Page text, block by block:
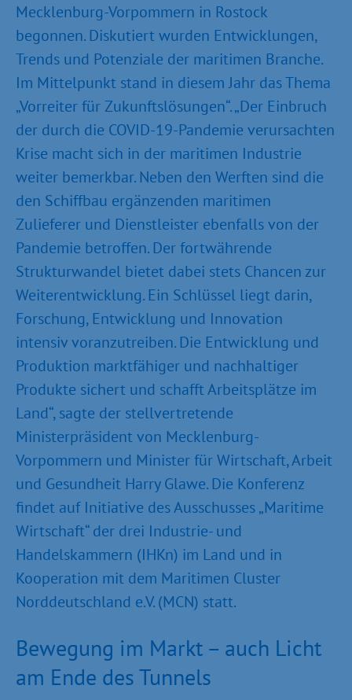
Mecklenburg-Vorpommern in Rostock
begonnen. Diskutiert wurden Entwicklungen,
Trends und Potenziale der maritimen Branche.
Im Mittelpunkt stand in diesem Jahr das Thema
„Vorreiter für Zukunftslösungen“. „Der Einbruch
der durch die COVID-19-Pandemie verursachten
Krise macht sich in der maritimen Industrie
weiter bemerkbar. Neben den Werften sind die
den Schiffbau ergänzenden maritimen
Zulieferer und Dienstleister ebenfalls von der
Pandemie betroffen. Der fortwährende
Strukturwandel bietet dabei stets Chancen zur
Weiterentwicklung. Ein Schlüssel liegt darin,
Forschung, Entwicklung und Innovation
intensiv voranzutreiben. Die Entwicklung und
Produktion marktfähiger und nachhaltiger
Produkte sichert und schafft Arbeitsplätze im
Land“, sagte der stellvertretende
Ministerpräsident von Mecklenburg-
Vorpommern und Minister für Wirtschaft, Arbeit
und Gesundheit Harry Glawe. Die Konferenz
findet auf Initiative des Ausschusses „Maritime
Wirtschaft“ der drei Industrie- und
Handelskammern (IHKn) im Land und in
Kooperation mit dem Maritimen Cluster
Norddeutschland e.V. (MCN) statt.
Bewegung im Markt – auch Licht
am Ende des Tunnels